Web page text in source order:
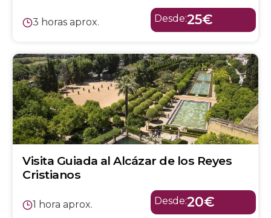
3 horas aprox. Desde:25€
Visita Guiada al Alcázar de los Reyes
Cristianos
1 hora aprox. Desde:20€